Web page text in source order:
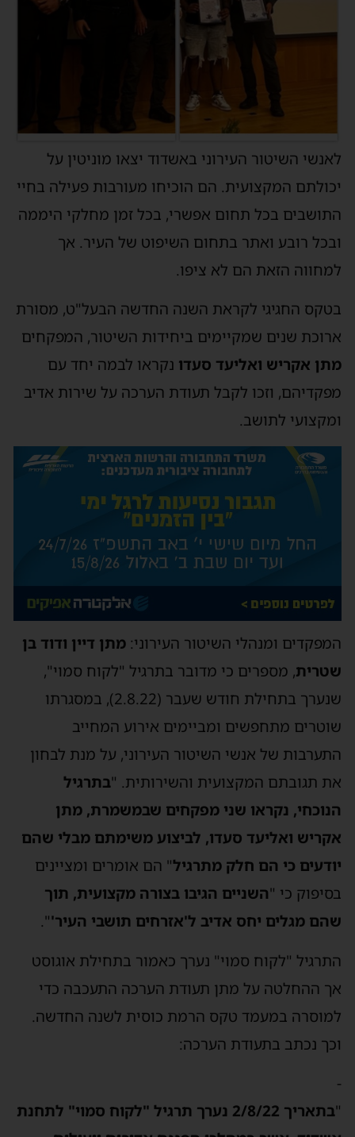
לאנשי השיטור העירוני באשדוד יצאו מוניטין על
יכולתם המקצועית. הם הוכיחו מעורבות פעילה בחיי
התושבים בכל תחום אפשרי, בכל זמן מחלקי היממה
ובכל רובע ואתר בתחום השיפוט של העיר. אך
למחווה הזאת הם לא ציפו.
בטקס החגיגי לקראת השנה החדשה הבעל"ט, מסורת
ארוכת שנים שמקיימים ביחידות השיטור, המפקחים
מתן אקריש ואליעד סעדו נקראו לבמה יחד עם
מפקדיהם, וזכו לקבל תעודת הערכה על שירות אדיב
ומקצועי לתושב.
המפקדים ומנהלי השיטור העירוני: מתן דיין ודוד בן
שטרית, מספרים כי מדובר בתרגיל "לקוח סמוי",
שנערך בתחילת חודש שעבר (2.8.22), במסגרתו
שוטרים מתחפשים ומביימים אירוע המחייב
התערבות של אנשי השיטור העירוני, על מנת לבחון
את תגובתם המקצועית והשירותית. "בתרגיל
הנוכחי, נקראו שני מפקחים שבמשמרת, מתן
אקריש ואליעד סעדו, לביצוע משימתם מבלי שהם
יודעים כי הם חלק מתרגיל" הם אומרים ומציינים
בסיפוק כי "השניים הגיבו בצורה מקצועית, תוך
שהם מגלים יחס אדיב ל'אזרחים תושבי העיר'".
התרגיל "לקוח סמוי" נערך כאמור בתחילת אוגוסט
אך ההחלטה על מתן תעודת הערכה התעכבה כדי
למוסרה במעמד טקס הרמת כוסית לשנה החדשה.
וכך נכתב בתעודת הערכה:
-
"
בתאריך 2/8/22 נערך תרגיל "לקוח סמוי" לתחנת